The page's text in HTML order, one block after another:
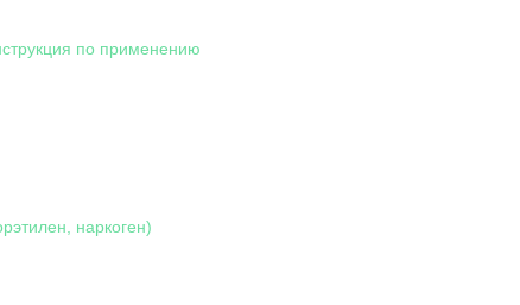
по применению
наркоген)